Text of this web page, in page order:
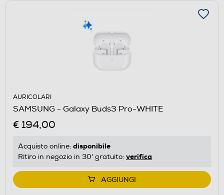
AURICOLARI
SAMSUNG - Galaxy Buds3 Pro-WHITE
€ 194,00
Acquisto online: disponibile
Ritiro in negozio in 30' gratuito: verifica
AGGIUNGI